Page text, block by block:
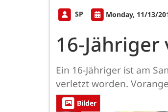
SP Monday, 11/13/
16-
Ein 16-Jähriger ist am
verletzt worden.
Bilder